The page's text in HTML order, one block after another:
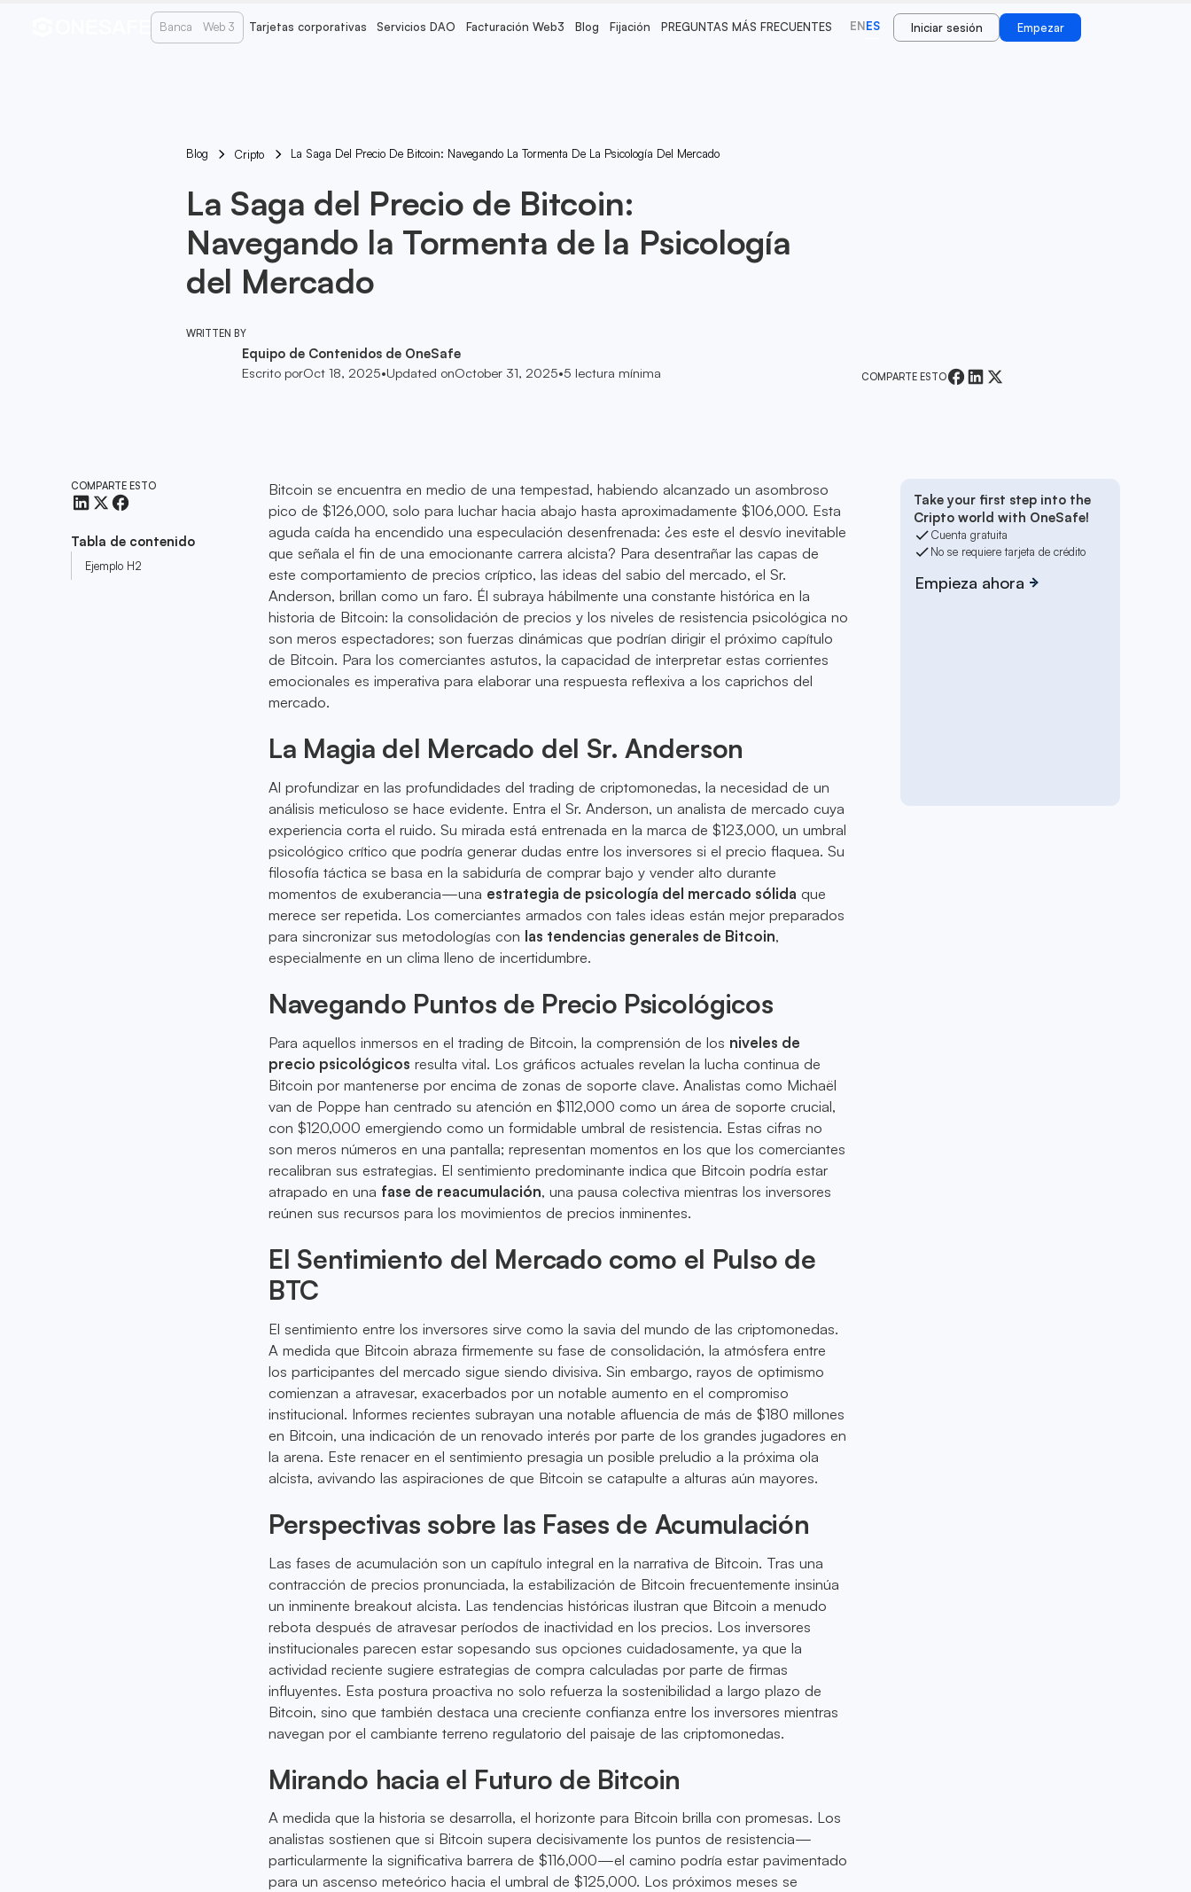
Banca Web 3 Tarjetas corporativas Servicios DAO Facturación Web3 Blog Fijación PREGUNTAS MÁS FRECUENTES ENES Iniciar sesión Empezar
Blog Cripto La Saga Del Precio De Bitcoin: Navegando La Tormenta De La Psicología Del Mercado
La Saga del Precio de Bitcoin:
Navegando la Tormenta de la Psicología
del Mercado
WRITTEN BY
Equipo de Contenidos de OneSafe
Escrito porOct 18, 2025•Updated onOctober 31, 2025•5 lectura mínima COMPARTE ESTO
COMPARTE ESTO
Tabla de contenido
Ejemplo H2
Bitcoin se encuentra en medio de una tempestad, habiendo alcanzado un asombroso
pico de $126,000, solo para luchar hacia abajo hasta aproximadamente $106,000. Esta
aguda caída ha encendido una especulación desenfrenada: ¿es este el desvío inevitable
que señala el fin de una emocionante carrera alcista? Para desentrañar las capas de
este comportamiento de precios críptico, las ideas del sabio del mercado, el Sr.
Anderson, brillan como un faro. Él subraya hábilmente una constante histórica en la
historia de Bitcoin: la consolidación de precios y los niveles de resistencia psicológica no
son meros espectadores; son fuerzas dinámicas que podrían dirigir el próximo capítulo
de Bitcoin. Para los comerciantes astutos, la capacidad de interpretar estas corrientes
emocionales es imperativa para elaborar una respuesta reflexiva a los caprichos del
mercado.
La Magia del Mercado del Sr. Anderson
Al profundizar en las profundidades del trading de criptomonedas, la necesidad de un
análisis meticuloso se hace evidente. Entra el Sr. Anderson, un analista de mercado cuya
experiencia corta el ruido. Su mirada está entrenada en la marca de $123,000, un umbral
psicológico crítico que podría generar dudas entre los inversores si el precio flaquea. Su
filosofía táctica se basa en la sabiduría de comprar bajo y vender alto durante
momentos de exuberancia—una estrategia de psicología del mercado sólida que
merece ser repetida. Los comerciantes armados con tales ideas están mejor preparados
para sincronizar sus metodologías con las tendencias generales de Bitcoin,
especialmente en un clima lleno de incertidumbre.
Navegando Puntos de Precio Psicológicos
Para aquellos inmersos en el trading de Bitcoin, la comprensión de los niveles de
precio psicológicos resulta vital. Los gráficos actuales revelan la lucha continua de
Bitcoin por mantenerse por encima de zonas de soporte clave. Analistas como Michaël
van de Poppe han centrado su atención en $112,000 como un área de soporte crucial,
con $120,000 emergiendo como un formidable umbral de resistencia. Estas cifras no
son meros números en una pantalla; representan momentos en los que los comerciantes
recalibran sus estrategias. El sentimiento predominante indica que Bitcoin podría estar
atrapado en una fase de reacumulación, una pausa colectiva mientras los inversores
reúnen sus recursos para los movimientos de precios inminentes.
El Sentimiento del Mercado como el Pulso de
BTC
El sentimiento entre los inversores sirve como la savia del mundo de las criptomonedas.
A medida que Bitcoin abraza firmemente su fase de consolidación, la atmósfera entre
los participantes del mercado sigue siendo divisiva. Sin embargo, rayos de optimismo
comienzan a atravesar, exacerbados por un notable aumento en el compromiso
institucional. Informes recientes subrayan una notable afluencia de más de $180 millones
en Bitcoin, una indicación de un renovado interés por parte de los grandes jugadores en
la arena. Este renacer en el sentimiento presagia un posible preludio a la próxima ola
alcista, avivando las aspiraciones de que Bitcoin se catapulte a alturas aún mayores.
Perspectivas sobre las Fases de Acumulación
Las fases de acumulación son un capítulo integral en la narrativa de Bitcoin. Tras una
contracción de precios pronunciada, la estabilización de Bitcoin frecuentemente insinúa
un inminente breakout alcista. Las tendencias históricas ilustran que Bitcoin a menudo
rebota después de atravesar períodos de inactividad en los precios. Los inversores
institucionales parecen estar sopesando sus opciones cuidadosamente, ya que la
actividad reciente sugiere estrategias de compra calculadas por parte de firmas
influyentes. Esta postura proactiva no solo refuerza la sostenibilidad a largo plazo de
Bitcoin, sino que también destaca una creciente confianza entre los inversores mientras
navegan por el cambiante terreno regulatorio del paisaje de las criptomonedas.
Mirando hacia el Futuro de Bitcoin
A medida que la historia se desarrolla, el horizonte para Bitcoin brilla con promesas. Los
analistas sostienen que si Bitcoin supera decisivamente los puntos de resistencia—
particularmente la significativa barrera de $116,000—el camino podría estar pavimentado
para un ascenso meteórico hacia el umbral de $125,000. Los próximos meses se
Take your first step into the
Cripto world with OneSafe!
Cuenta gratuita
No se requiere tarjeta de crédito
Empieza ahora